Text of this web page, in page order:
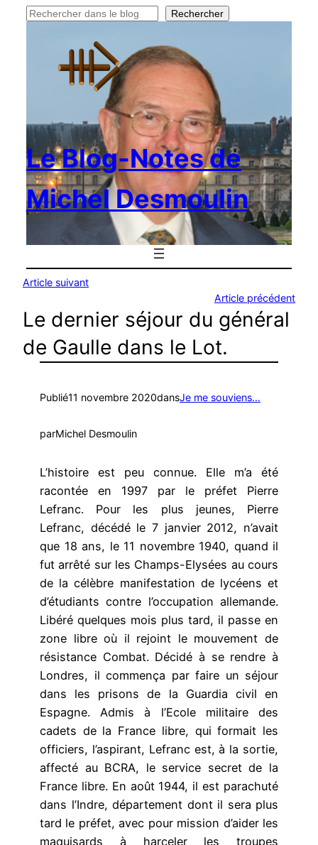
Rechercher Rechercher
Le Blog-Notes de
Michel Desmoulin
Article suivant
Article précédent
Le dernier séjour du général
de Gaulle dans le Lot.
Publié11 novembre 2020dansJe me souviens…
parMichel Desmoulin
L’histoire est peu connue. Elle m’a été
racontée en 1997 par le préfet Pierre
Lefranc. Pour les plus jeunes, Pierre
Lefranc, décédé le 7 janvier 2012, n’avait
que 18 ans, le 11 novembre 1940, quand il
fut arrêté sur les Champs-Elysées au cours
de la célèbre manifestation de lycéens et
d’étudiants contre l’occupation allemande.
Libéré quelques mois plus tard, il passe en
zone libre où il rejoint le mouvement de
résistance Combat. Décidé à se rendre à
Londres, il commença par faire un séjour
dans les prisons de la Guardia civil en
Espagne. Admis à l’Ecole militaire des
cadets de la France libre, qui formait les
officiers, l’aspirant, Lefranc est, à la sortie,
affecté au BCRA, le service secret de la
France libre. En août 1944, il est parachuté
dans l’Indre, département dont il sera plus
tard le préfet, avec pour mission d’aider les
maquisards à harceler les troupes